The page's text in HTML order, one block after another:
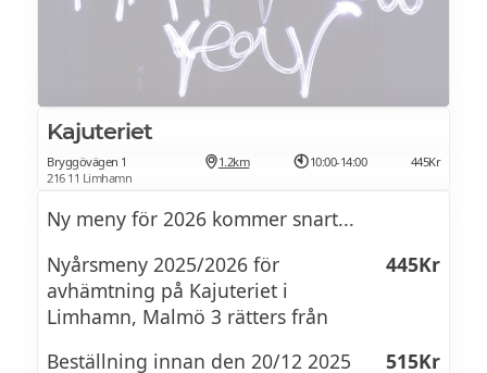
CHAMPAGNESORBET
Färska bär, sabayon
Lobsterbisque, mandel- och potatischips
TREDJE SERVERING
Kalvfilé
Béarnaisesås
FJÄRDE SERVERING
Blinier med löjrom – vispad smetana,
rödlök, dill & citron
Champagneskummad hummerbisque –
med skaldjurstartar & svartkål
Helbakad oxfilé – potatiskaka, sauce
palsternackschips
Chokladfondant – körsbärskompott,
chokladcrunch & lättvispad crème fraîche
Kajuteriet
Bryggövägen 1
216 11 Limhamn
1.2km 10:00-14:00 445Kr
Ny meny för 2026 kommer snart...
Nyårsmeny 2025/2026 för
avhämtning på Kajuteriet i
Limhamn, Malmö 3 rätters från
445Kr
Beställning innan den 20/12 2025
515Kr